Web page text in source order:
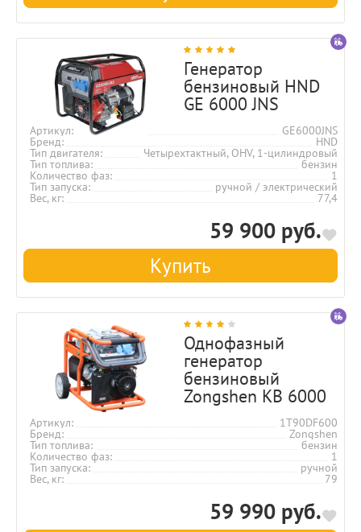
Генератор
бензиновый HND
GE 6000 JNS
Артикул GE6000JNS
Бренд HND
Тип двигателя Четырехтактный, OHV, 1-цилиндровый
Тип топлива бензин
Количество фаз 1
Тип запуска ручной / электрический
Вес, кг 77,4
59 900 руб.
Купить
Однофазный
генератор
бензиновый
Zongshen KB 6000
Артикул 1T90DF600
Бренд Zongshen
Тип топлива бензин
Количество фаз 1
Тип запуска ручной
Вес, кг 79
59 990 руб.